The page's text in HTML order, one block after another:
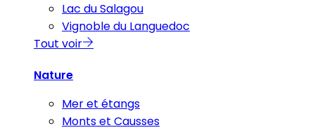
Lac du Salagou
Vignoble du Languedoc
Tout voir
Nature
Mer et étangs
Monts et Causses